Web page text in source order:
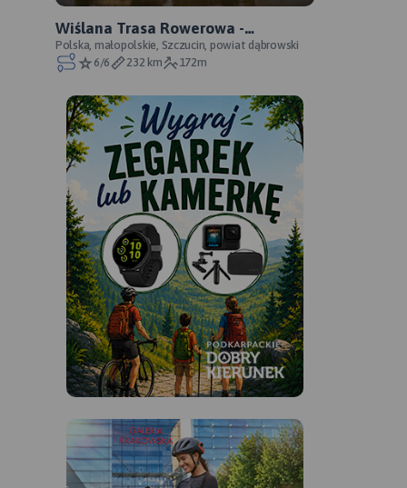
Wiślana Trasa Rowerowa -
Małopolskie - WTR - oficjalny
przebieg
Polska, małopolskie, Szczucin, powiat dąbrowski
6/6
232 km 172m